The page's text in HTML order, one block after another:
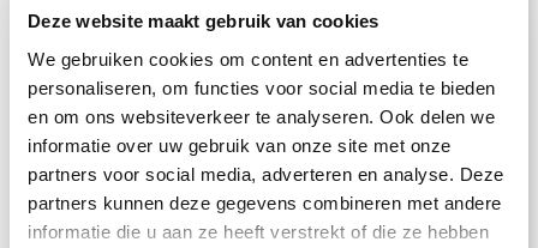
Deze website maakt gebruik van cookies
We gebruiken cookies om content en advertenties te
personaliseren, om functies voor social media te bieden
en om ons websiteverkeer te analyseren. Ook delen we
informatie over uw gebruik van onze site met onze
partners voor social media, adverteren en analyse. Deze
partners kunnen deze gegevens combineren met andere
informatie die u aan ze heeft verstrekt of die ze hebben
gebruik er ook nog uit te halen is.
Deze amaryllisbollen hebben geen verzorging
nodig. Zet de wax amaryllis op een lichte plek,
maar niet in direct zonlicht en geniet van de
prachtige bloemen die zich binnen 3 tot 5
weken ontwikkelen. Bloembollen zijn
natuurproducten, elke bol is uniek op zichzelf
en heeft een andere vorm.